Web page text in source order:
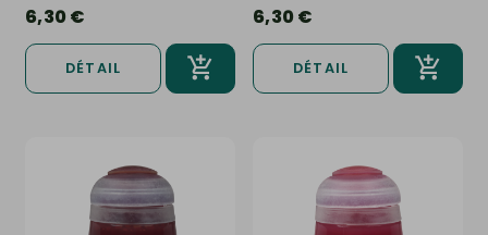
6,30 €
DÉTAIL
6,30 €
DÉTAIL